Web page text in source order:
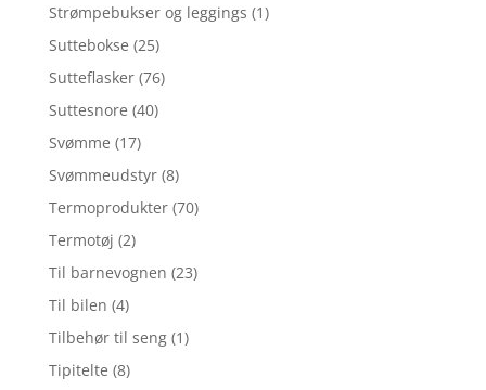
Strømpebukser og leggings (1)
Suttebokse (25)
Sutteflasker (76)
Suttesnore (40)
Svømme (17)
Svømmeudstyr (8)
Termoprodukter (70)
Termotøj (2)
Til barnevognen (23)
Til bilen (4)
Tilbehør til seng (1)
Tipitelte (8)